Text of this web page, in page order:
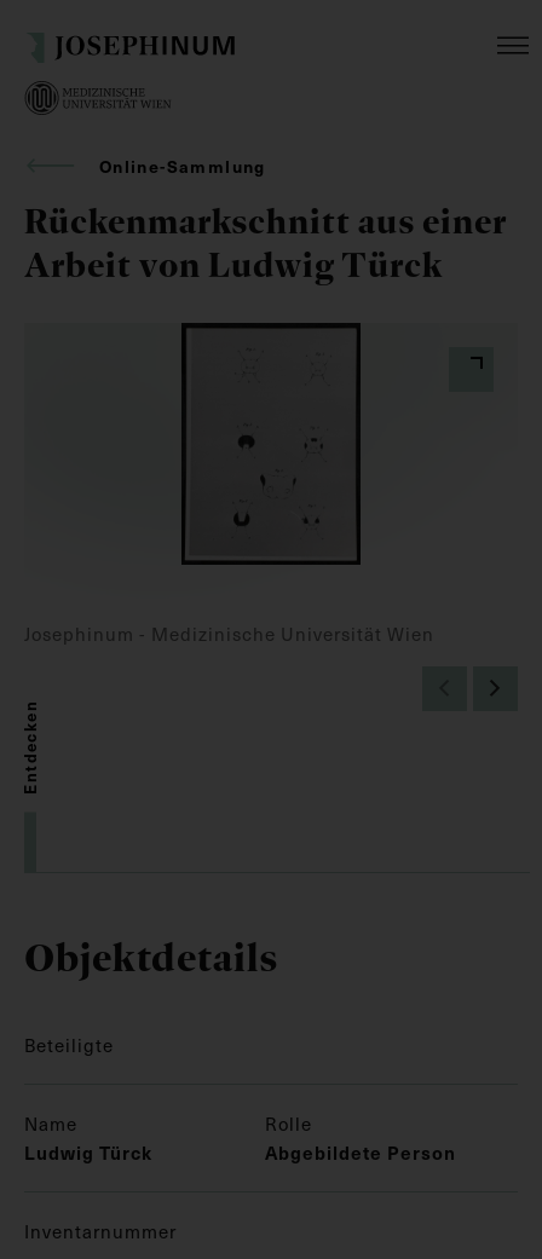
Online-Sammlung
Rückenmarkschnitt aus einer
Arbeit von Ludwig Türck
Josephinum - Medizinische Universität Wien
Entdecken
Objektdetails
Beteiligte
Name Rolle
Ludwig Türck Abgebildete Person
Inventarnummer